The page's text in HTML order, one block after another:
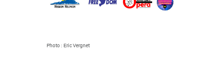
Photo : Eric Vergnet